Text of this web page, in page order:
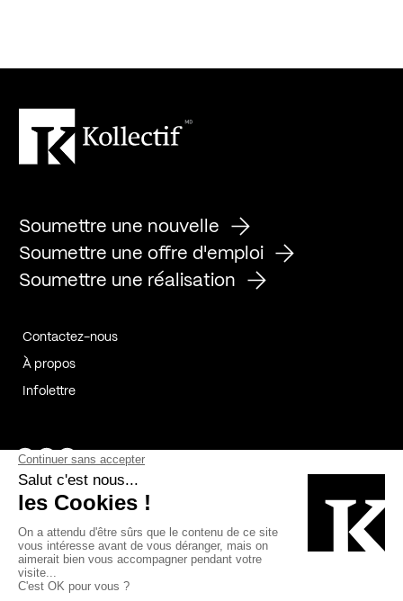
Soumettre une nouvelle
Soumettre une offre d'emploi
Soumettre une réalisation
Contactez-nous
À propos
Infolettre
Page Facebook de Kollectif
Page Instagram de Kollectif
Page Linkedin de Kollectif
Bâtiment-Durable-Québec-1
Esquisses-1